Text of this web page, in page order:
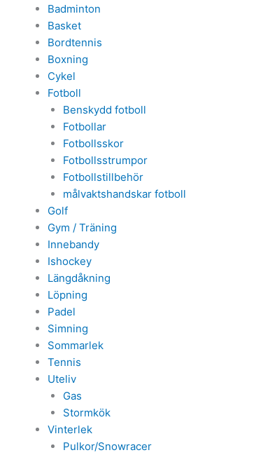
Badminton
Basket
Bordtennis
Boxning
Cykel
Fotboll
Benskydd fotboll
Fotbollar
Fotbollsskor
Fotbollsstrumpor
Fotbollstillbehör
målvaktshandskar fotboll
Golf
Gym / Träning
Innebandy
Ishockey
Längdåkning
Löpning
Padel
Simning
Sommarlek
Tennis
Uteliv
Gas
Stormkök
Vinterlek
Pulkor/Snowracer